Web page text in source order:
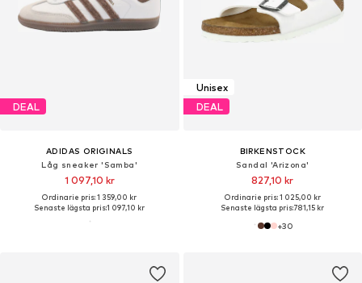
DEAL
ADIDAS ORIGINALS
Låg sneaker 'Samba'
1 097,10 kr
Ordinarie pris: 1 359,00 kr
Senaste lägsta pris:1 097,10 kr
Unisex
DEAL
BIRKENSTOCK
Sandal 'Arizona'
827,10 kr
Ordinarie pris: 1 025,00 kr
Senaste lägsta pris:781,15 kr
+30